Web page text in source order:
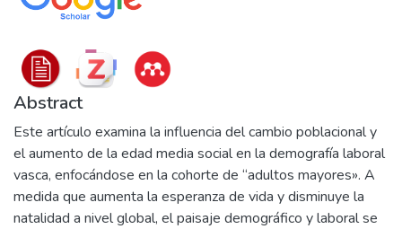
Abstract
Este artículo examina la influencia del cambio poblacional y
el aumento de la edad media social en la demografía laboral
vasca, enfocándose en la cohorte de “adultos mayores». A
medida que aumenta la esperanza de vida y disminuye la
natalidad a nivel global, el paisaje demográfico y laboral se